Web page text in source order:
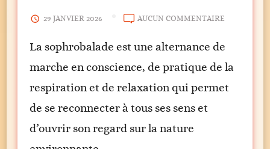
29 JANVIER 2026 AUCUN COMMENTAIRE
La sophrobalade est une alternance de
marche en conscience, de pratique de la
respiration et de relaxation qui permet
de se reconnecter à tous ses sens et
d’ouvrir son regard sur la nature